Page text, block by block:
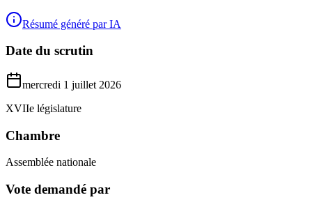
Résumé généré par IA
Date du scrutin
mercredi 1 juillet 2026
XVIIe législature
Chambre
Assemblée nationale
Vote demandé par